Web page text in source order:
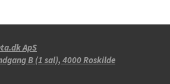
ApS
B (1 sal), 4000 Roskilde